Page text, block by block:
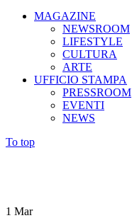
MAGAZINE
NEWSROOM
LIFESTYLE
CULTURA
ARTE
UFFICIO STAMPA
PRESSROOM
EVENTI
NEWS
To top
1 Mar